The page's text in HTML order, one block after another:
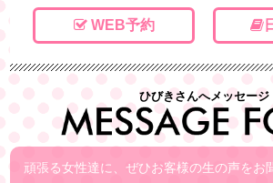
WEB予約
ひびきさんへメッセージ
頑張る女性達に、ぜひお客様の生の声をお